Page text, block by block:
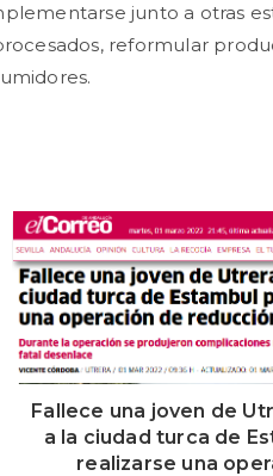
junto a otras
reformular
Fallece una joven de
a la ciudad turca de
realizarse una